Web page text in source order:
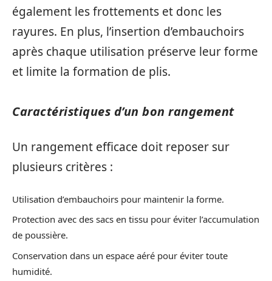
également les frottements et donc les
rayures. En plus, l’insertion d’embauchoirs
après chaque utilisation préserve leur forme
et limite la formation de plis.
Caractéristiques d’un bon rangement
Un rangement efficace doit reposer sur
plusieurs critères :
Utilisation d’embauchoirs pour maintenir la forme.
Protection avec des sacs en tissu pour éviter l’accumulation
de poussière.
Conservation dans un espace aéré pour éviter toute
humidité.